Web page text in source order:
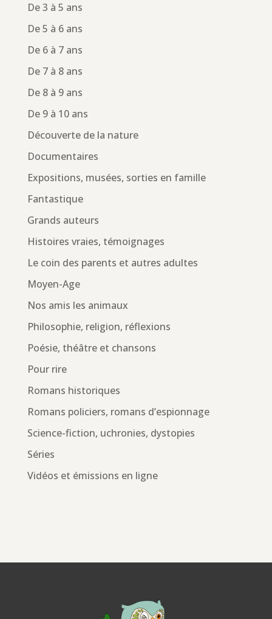
De 3 à 5 ans
De 5 à 6 ans
De 6 à 7 ans
De 7 à 8 ans
De 8 à 9 ans
De 9 à 10 ans
Découverte de la nature
Documentaires
Expositions, musées, sorties en famille
Fantastique
Grands auteurs
Histoires vraies, témoignages
Le coin des parents et autres adultes
Moyen-Age
Nos amis les animaux
Philosophie, religion, réflexions
Poésie, théâtre et chansons
Pour rire
Romans historiques
Romans policiers, romans d’espionnage
Science-fiction, uchronies, dystopies
Séries
Vidéos et émissions en ligne